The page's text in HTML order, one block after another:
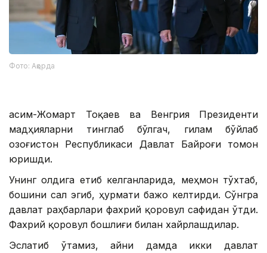
Фото: Ақорда
Қасим-Жомарт Тоқаев ва Венгрия Президенти
мадҳияларни тинглаб бўлгач, гилам бўйлаб
Қозоғистон Республикаси Давлат Байроғи томон
юришди.
Унинг олдига етиб келганларида, меҳмон тўхтаб,
бошини сал эгиб, ҳурмати бажо келтирди. Сўнгра
давлат раҳбарлари фахрий қоровул сафидан ўтди.
Фахрий қоровул бошлиғи билан хайрлашдилар.
Эслатиб ўтамиз, айни дамда икки давлат